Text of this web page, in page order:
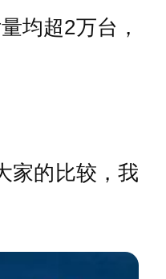
均超2万台，
家的比较，我